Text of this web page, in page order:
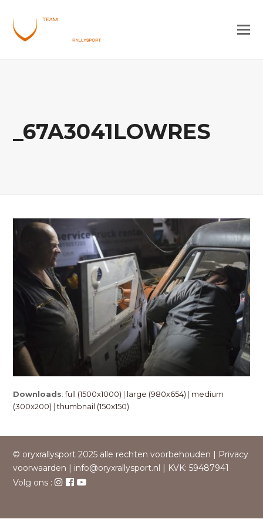
_67A3041LOWRES
Downloads:full (1500x1000) | large (980x654) | medium
(300x200) |thumbnail (150x150)
© oryxrallysport 2025 alle rechten voorbehouden | Privacy
voorwaarden | info@oryxrallysport.nl | KVK: 59487941
Volg ons :